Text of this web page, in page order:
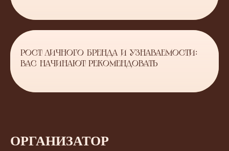
РОСТ ЛИЧНОГО БРЕНДА И УЗНАВАЕМОСТИ:
ВАС НАЧИНАЮТ РЕКОМЕНДОВАТЬ
ОРГАНИЗАТОР